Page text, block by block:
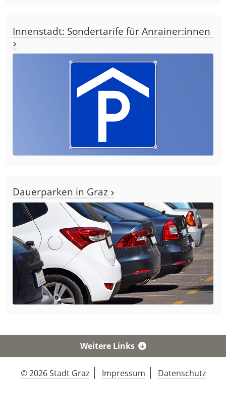
Innenstadt: Sondertarife für Anrainer:innen
Dauerparken in Graz
Weitere Links
© 2026 Stadt Graz Impressum Datenschutz